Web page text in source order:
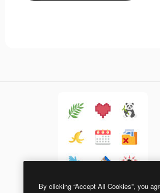
Generic Flat
By clicking “Accept All Cookies”, you